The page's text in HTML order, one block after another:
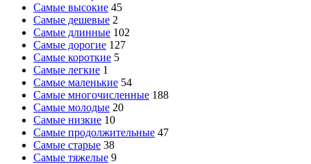
Самые высокие 45
Самые дешевые 2
Самые длинные 102
Самые дорогие 127
Самые короткие 5
Самые легкие 1
Самые маленькие 54
Самые многочисленные 188
Самые молодые 20
Самые низкие 10
Самые продолжительные 47
Самые старые 38
Самые тяжелые 9